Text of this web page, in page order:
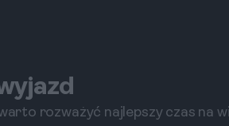
rozważyć najlepszy czas na